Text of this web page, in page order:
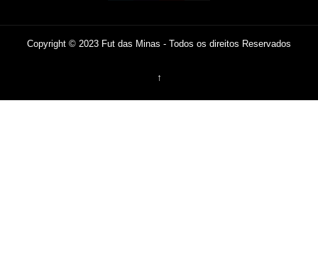
Copyright © 2023 Fut das Minas - Todos os direitos Reservados
↑